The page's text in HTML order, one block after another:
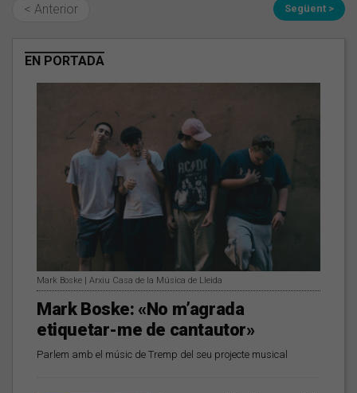
< Anterior Següent >
EN PORTADA
Mark Boske | Arxiu Casa de la Música de Lleida
Mark Boske: «No m’agrada
etiquetar-me de cantautor»
Parlem amb el músic de Tremp del seu projecte musical